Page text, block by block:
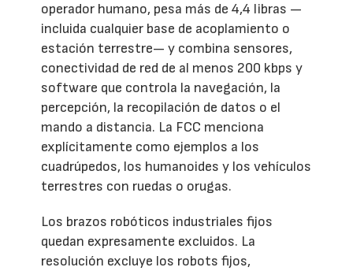
operador humano, pesa más de 4,4 libras —
incluida cualquier base de acoplamiento o
estación terrestre— y combina sensores,
conectividad de red de al menos 200 kbps y
software que controla la navegación, la
percepción, la recopilación de datos o el
mando a distancia. La FCC menciona
explícitamente como ejemplos a los
cuadrúpedos, los humanoides y los vehículos
terrestres con ruedas o orugas.
Los brazos robóticos industriales fijos
quedan expresamente excluidos. La
resolución excluye los robots fijos,